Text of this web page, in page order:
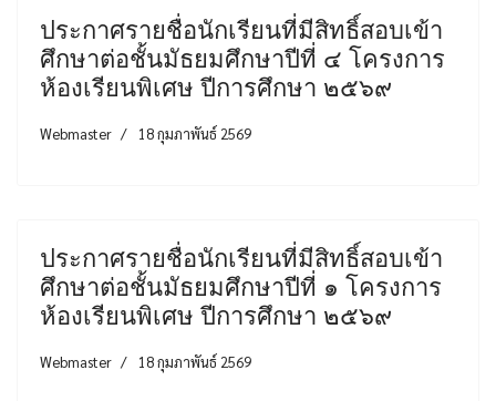
ประกาศรายชื่อนักเรียนที่มีสิทธิ์สอบเข้า
ศึกษาต่อชั้นมัธยมศึกษาปีที่ ๔ โครงการ
ห้องเรียนพิเศษ ปีการศึกษา ๒๕๖๙
Webmaster 18 กุมภาพันธ์ 2569
ประกาศรายชื่อนักเรียนที่มีสิทธิ์สอบเข้า
ศึกษาต่อชั้นมัธยมศึกษาปีที่ ๑ โครงการ
ห้องเรียนพิเศษ ปีการศึกษา ๒๕๖๙
Webmaster 18 กุมภาพันธ์ 2569